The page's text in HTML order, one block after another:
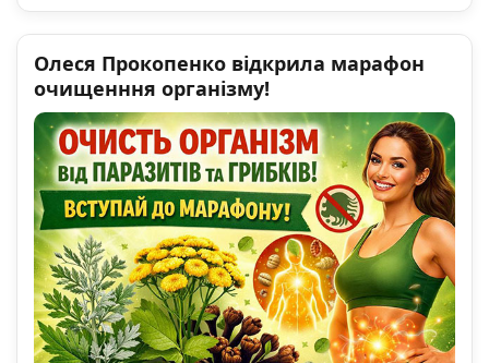
Олеся Прокопенко відкрила марафон
очищенння організму!